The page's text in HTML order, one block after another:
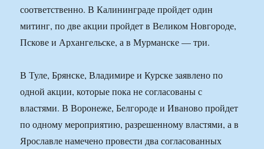
соответственно. В Калининграде пройдет один
митинг, по две акции пройдет в Великом Новгороде,
Пскове и Архангельске, а в Мурманске — три.
В Туле, Брянске, Владимире и Курске заявлено по
одной акции, которые пока не согласованы с
властями. В Воронеже, Белгороде и Иваново пройдет
по одному мероприятию, разрешенному властями, а в
Ярославле намечено провести два согласованных